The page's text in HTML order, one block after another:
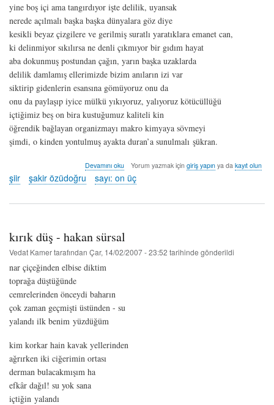
yine boş içi ama tangırdıyor işte delilik, uyansak
nerede açılmalı başka başka dünyalara göz diye
kesikli beyaz çizgilere ve gerilmiş suratlı yaratıklara emanet can,
ki delinmiyor sıkılırsa ne denli çıkmıyor bir gıdım hayat
aba dokunmuş postundan çağın, yarın başka uzaklarda
delilik damlamış ellerimizde bizim anıların izi var
siktirip gidenlerin esansına gömüyoruz onu da
onu da paylaşıp iyice mülkü yıkıyoruz, yalıyoruz kötücüllüğü
içtiğimiz beş on bira kustuğumuz kaliteli kin
öğrendik bağlayan organizmayı makro kimyaya sövmeyi
şimdi, o kinden yontulmuş ayakta duran’a sunulmalı şükran.
geç
-
özüdoğru
Devamını oku Yorum yazmak için giriş yapınya da kayıt olun
şiir şakir özüdoğru sayı: on üç
kırık düş - hakan sürsal
Vedat Kamertarafından Çar, 14/02/2007 - 23:52 tarihinde gönderildi
nar çiçeğinden elbise diktim
toprağa düştüğünde
cemrelerinden önceydi baharın
çok zaman geçmişti üstünden - su
yalandı ilk benim yüzdüğüm
kim korkar hain kavak yellerinden
ağrırken iki ciğerimin ortası
derman bulacakmışım ha
efkâr dağıl! su yok sana
içtiğin yalandı